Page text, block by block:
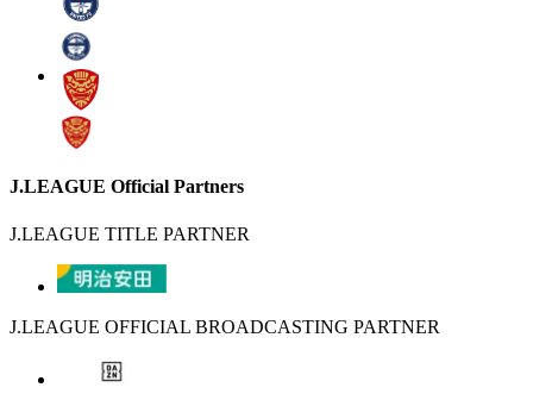
J.LEAGUE Official Partners
J.LEAGUE TITLE PARTNER
J.LEAGUE OFFICIAL BROADCASTING PARTNER